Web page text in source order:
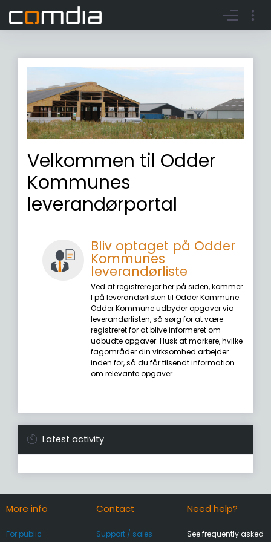
Go to login Register account
Velkommen til Odder
Kommunes
leverandørportal
Bliv optaget på Odder
Kommunes
leverandørliste
Ved at registrere jer her på siden, kommer
I på leverandørlisten til Odder Kommune.
Odder Kommune udbyder opgaver via
leverandørlisten, så sørg for at være
registreret for at blive informeret om
udbudte opgaver. Husk at markere, hvilke
fagområder din virksomhed arbejder
inden for, så du får tilsendt information
om relevante opgaver.
Latest activity
More info
For public
Contact
Support / sales
Need help?
See frequently asked